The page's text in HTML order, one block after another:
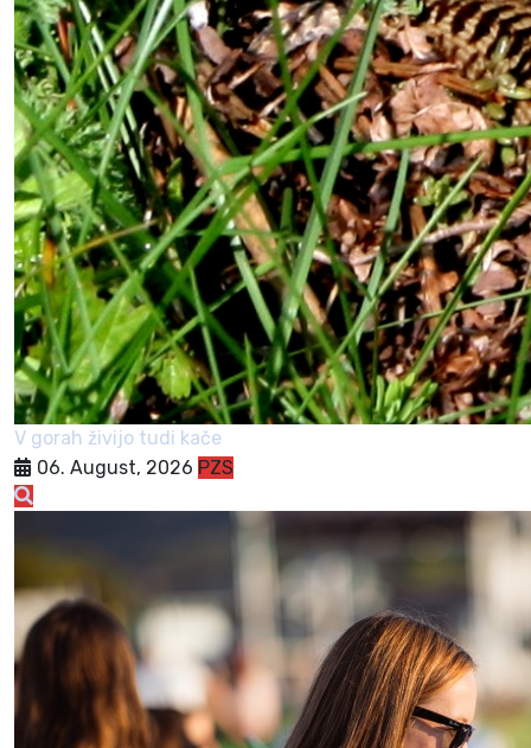
V gorah živijo tudi kače
06. August, 2026 PZS